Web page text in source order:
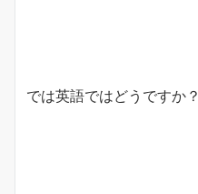
では英語ではどうですか？